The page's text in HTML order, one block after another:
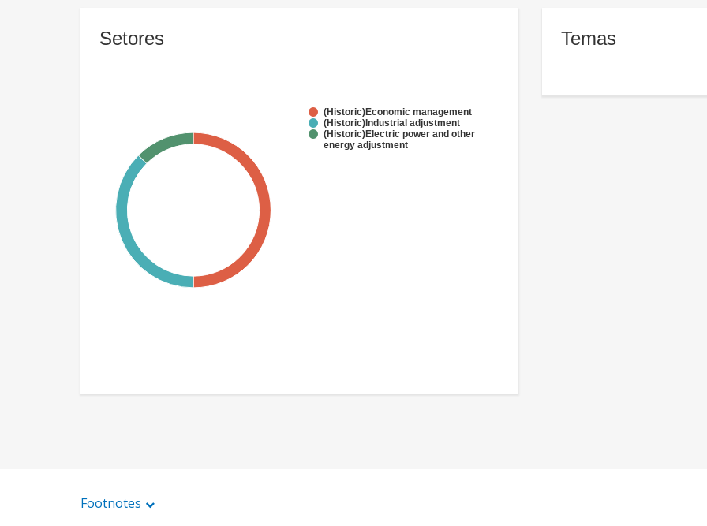
Setores
(Historic)Economic management
(Historic)Industrial adjustment
(Historic)Electric power and other
energy adjustment
Temas
Footnotes